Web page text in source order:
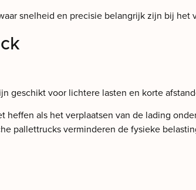
snelheid en precisie belangrijk zijn bij het
voor lichtere lasten en korte
als het verplaatsen van de lading
pallettrucks verminderen de fysieke